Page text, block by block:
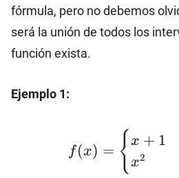
fórmula, pero no debemos
será la unión de todos los
función exista.
Ejemplo 1:
\hspace{5mm}
\ x
f(x) = {x + 1
x2